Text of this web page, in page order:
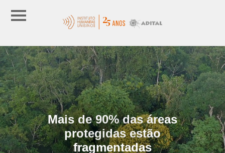
Mais de 90% das áreas
protegidas estão
fragmentadas